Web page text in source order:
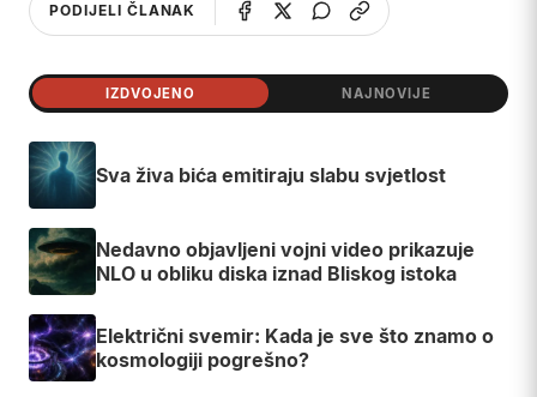
PODIJELI ČLANAK
IZDVOJENO NAJNOVIJE
Sva živa bića emitiraju slabu svjetlost
Nedavno objavljeni vojni video prikazuje
NLO u obliku diska iznad Bliskog istoka
Električni svemir: Kada je sve što znamo o
kosmologiji pogrešno?